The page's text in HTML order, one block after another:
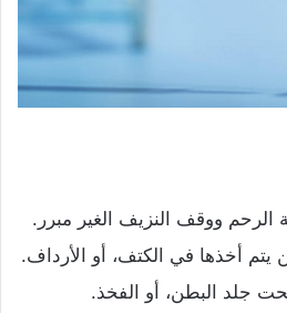
الرحم ووقف النزيف الغير مبرر.
يتم أخذها في الكتف، أو الأرداف.
جلد البطن، أو الفخذ.